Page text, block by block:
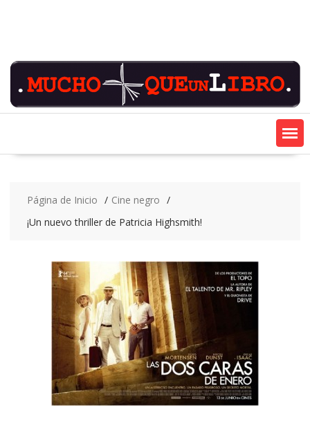
Página de Inicio
Cine negro
¡Un nuevo thriller de Patricia Highsmith!